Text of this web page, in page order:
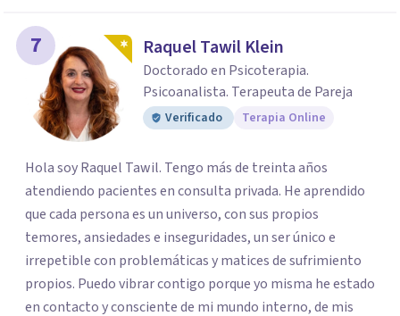
7 Raquel Tawil Klein
Doctorado en Psicoterapia.
Psicoanalista. Terapeuta de Pareja
Verificado Terapia Online
Hola soy Raquel Tawil. Tengo más de treinta años
atendiendo pacientes en consulta privada. He aprendido
que cada persona es un universo, con sus propios
temores, ansiedades e inseguridades, un ser único e
irrepetible con problemáticas y matices de sufrimiento
propios. Puedo vibrar contigo porque yo misma he estado
en contacto y consciente de mi mundo interno, de mis